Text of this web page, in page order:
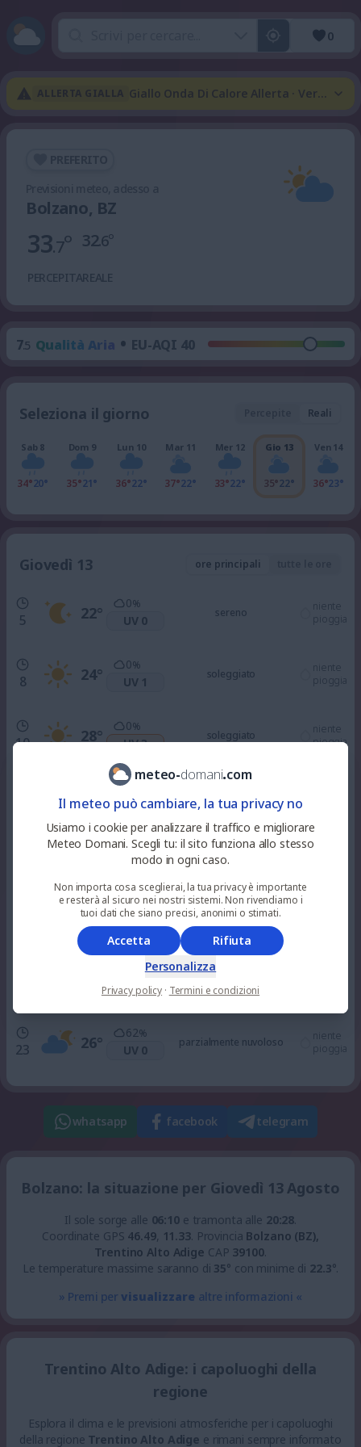
0
Giallo Onda Di Calore Allerta · Verde
Bolzano, BZ
33.7°
PERCEPITA
32.6°
REALE
7.5 Qualità Aria • EU-AQI 40
Seleziona il giorno Reali
Sab 8
34°20°
Dom 9
35°21°
Lun 10
36°22°
Mar 11
37°22°
Mer 12
33°22°
Gio 13
35°22°
Ven 14
36°23°
Giovedì 13 ore principali
5 22°
0%
UV 0
sereno
niente
pioggia
8 24°
0%
UV 1
soleggiato
niente
pioggia
10 28°
0%
UV 3
soleggiato
niente
pioggia
32°
11
UV 6
alquanto soleggiato
33%
UV 6
nuvoloso
niente
33°
100%
UV 3
nuvoloso
%
UV 0
23 26°
62%
UV 0
parzialmente nuvoloso
niente
pioggia
whatsapp facebook telegram
Bolzano: la situazione per Giovedì 13 Agosto
Il sole sorge alle 06:10e tramonta alle 20:28.
Coordinate GPS 46.49, 11.33. Provincia Bolzano (BZ),
Trentino Alto Adige CAP 39100.
Le temperature massime saranno di 35° con minime di 22.3°.
» Premi pervisualizzare altre informazioni «
Trentino Alto Adige: i capoluoghi della
regione
Esplora il clima e le previsioni atmosferiche per i capoluoghi
della regione Trentino Alto Adige e rimani sempre informato
meteo-domani.com
Il meteo può cambiare, la tua privacy no
Usiamo i cookie per analizzare il traffico e migliorare
Meteo Domani. Scegli tu: il sito funziona allo stesso
modo in ogni caso.
Non importa cosa sceglierai, la tua privacy è importante
e resterà al sicuro nei nostri sistemi. Non rivendiamo i
tuoi dati che siano precisi, anonimi o stimati.
Accetta
Rifiuta
Personalizza
Privacy policy · Termini e condizioni